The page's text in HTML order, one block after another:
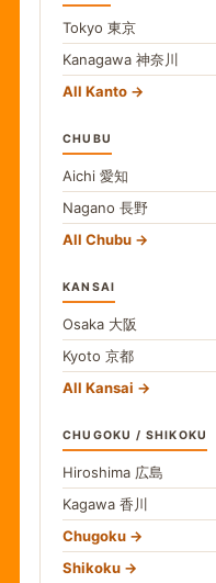
Tokyo 東京
Kanagawa 神奈川
All Kanto
CHUBU
Aichi 愛知
Nagano 長野
All Chubu
KANSAI
Osaka 大阪
Kyoto 京都
All Kansai
CHUGOKU / SHIKOKU
Hiroshima 広島
Kagawa 香川
Chugoku
Shikoku